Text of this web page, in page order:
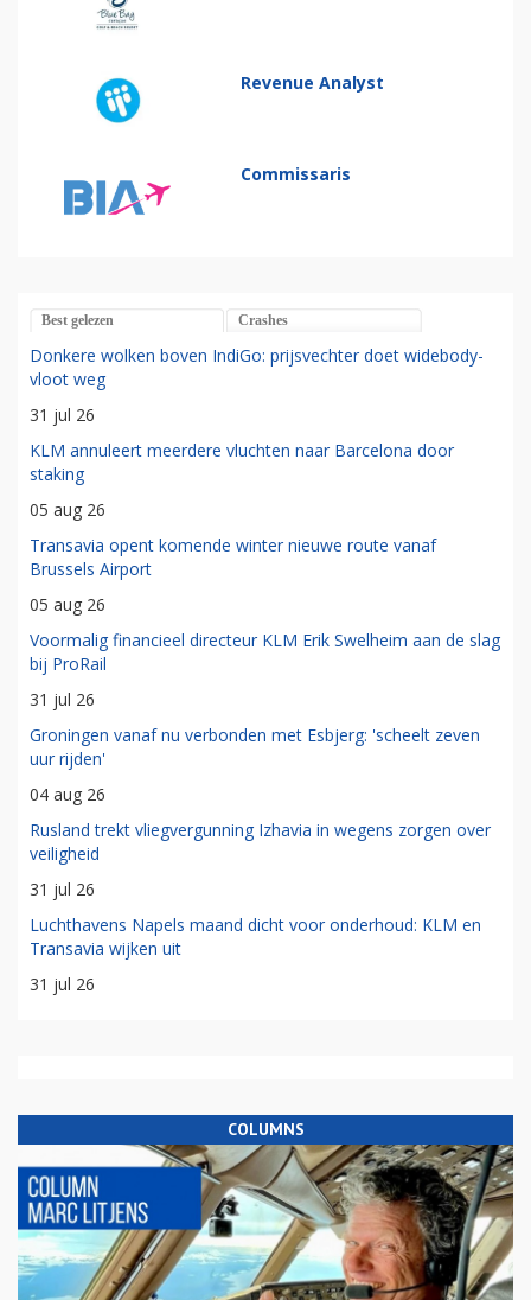
Revenue Analyst
Commissaris
Best gelezen Crashes
Donkere wolken boven IndiGo: prijsvechter doet widebody-
vloot weg
31 jul 26
KLM annuleert meerdere vluchten naar Barcelona door
staking
05 aug 26
Transavia opent komende winter nieuwe route vanaf
Brussels Airport
05 aug 26
Voormalig financieel directeur KLM Erik Swelheim aan de slag
bij ProRail
31 jul 26
Groningen vanaf nu verbonden met Esbjerg: 'scheelt zeven
uur rijden'
04 aug 26
Rusland trekt vliegvergunning Izhavia in wegens zorgen over
veiligheid
31 jul 26
Luchthavens Napels maand dicht voor onderhoud: KLM en
Transavia wijken uit
31 jul 26
COLUMNS